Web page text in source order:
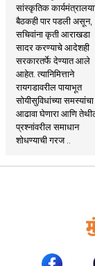
सांस्कृतिक
बैठकही पार पडली असून,
सचिवांना कृती आराखडा
सादर करण्याचे आदेशही
सरकारतर्फे देण्यात आले
आहेत. त्यानिमित्ताने
रायगडावरील पायाभूत
सोयीसुविधांच्या समस्यांचा
आढावा घेणारा आणि
प्रश्नांवरील समाधान
शोधण्याची गरज ..